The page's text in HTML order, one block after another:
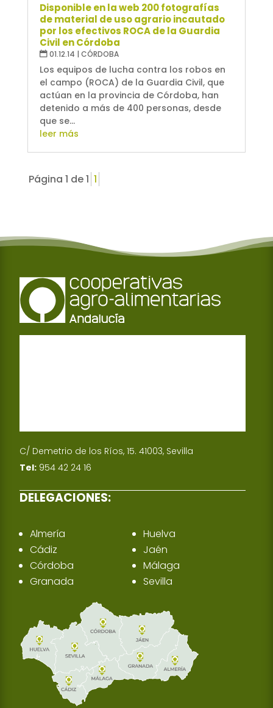
Disponible en la web 200 fotografías
de material de uso agrario incautado
por los efectivos ROCA de la Guardia
Civil en Córdoba
01.12.14 | CÓRDOBA
Los equipos de lucha contra los robos en
el campo (ROCA) de la Guardia Civil, que
actúan en la provincia de Córdoba, han
detenido a más de 400 personas, desde
que se...
leer más
Página 1 de 1 1
C/ Demetrio de los Ríos, 15. 41003, Sevilla
Tel: 954 42 24 16
DELEGACIONES:
Almería
Cádiz
Córdoba
Granada
Huelva
Jaén
Málaga
Sevilla